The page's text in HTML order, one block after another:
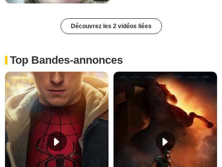
Découvrez les 2 vidéos liées
Top Bandes-annonces